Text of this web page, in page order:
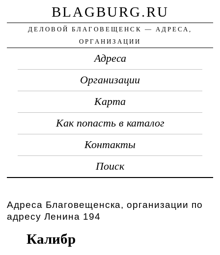
BLAGBURG.RU
ДЕЛОВОЙ БЛАГОВЕЩЕНСК — АДРЕСА,
ОРГАНИЗАЦИИ
Адреса
Организации
Карта
Как попасть в каталог
Контакты
Поиск
Адреса Благовещенска, организации по
адресу Ленина 194
Калибр